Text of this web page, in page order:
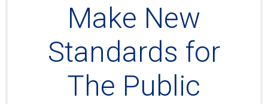
Make New
Standards for
The Public